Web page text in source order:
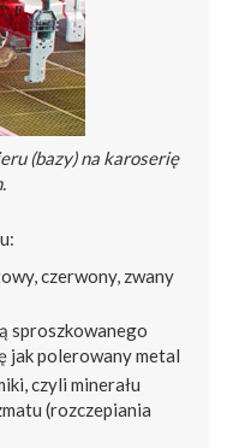
(bazy) na karoserię
czerwony, zwany
sproszkowanego
jak polerowany metal
czyli minerału
(rozczepiania